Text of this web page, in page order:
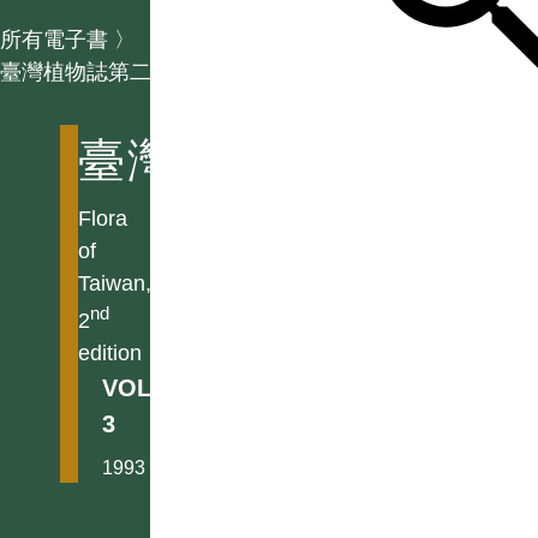
所有電子書 〉
臺灣植物誌第二版
臺灣植物誌第二版
Flora
of
Taiwan,
2nd
edition
VOL.
3
1993